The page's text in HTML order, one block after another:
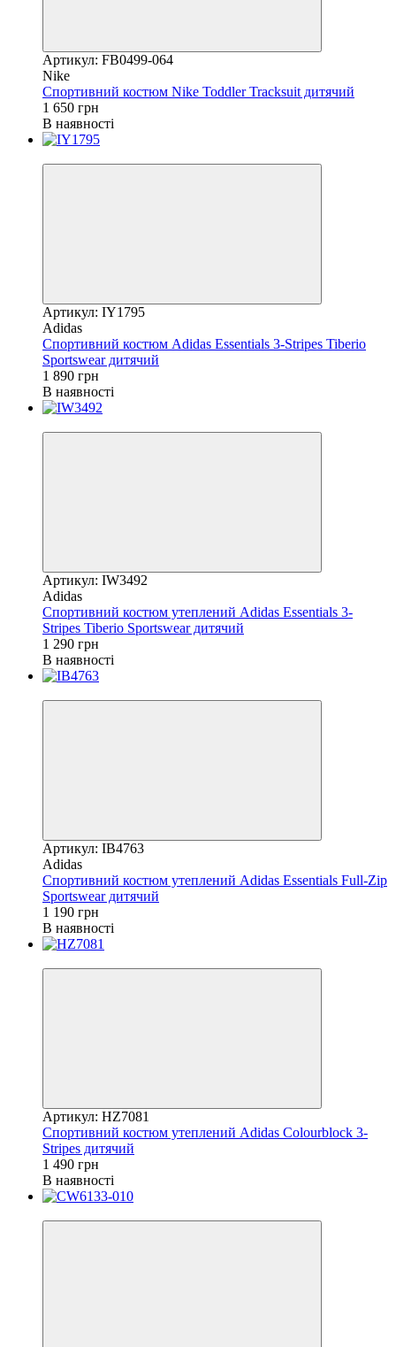
Артикул: FB0499-064
Nike
Спортивний костюм Nike Toddler Tracksuit дитячий
1 650 грн
В наявності
Артикул: IY1795
Adidas
Спортивний костюм Adidas Essentials 3-Stripes Tiberio
Sportswear дитячий
1 890 грн
В наявності
Артикул: IW3492
Adidas
Спортивний костюм утеплений Adidas Essentials 3-
Stripes Tiberio Sportswear дитячий
1 290 грн
В наявності
Артикул: IB4763
Adidas
Спортивний костюм утеплений Adidas Essentials Full-Zip
Sportswear дитячий
1 190 грн
В наявності
Артикул: HZ7081
Спортивний костюм утеплений Adidas Colourblock 3-
Stripes дитячий
1 490 грн
В наявності